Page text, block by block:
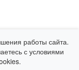
работы сайта.
с условиями